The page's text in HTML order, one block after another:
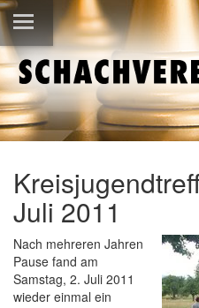
Juli 2011
Nach mehreren Jahren
Pause fand am
Samstag, 2. Juli 2011
wieder einmal ein